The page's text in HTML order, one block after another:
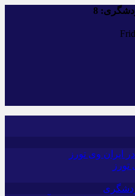
ایران وی تورز
تورز